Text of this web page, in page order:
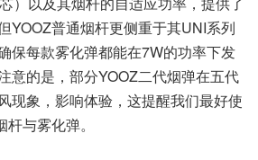
YOOZ普通烟杆更侧重于其UNI系列
保每款雾化弹都能在7W的功率下发
意的是，部分YOOZ二代烟弹在五代
现象，影响体验，这提醒我们最好使
与雾化弹。